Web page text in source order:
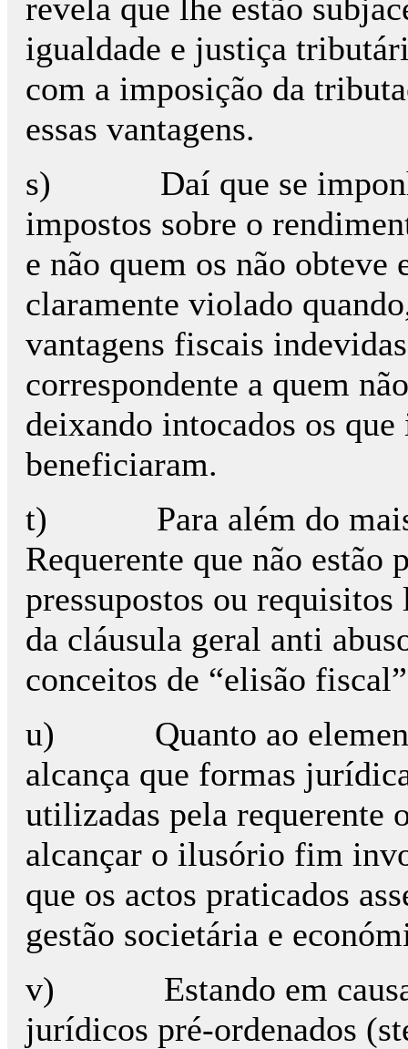
revela que lhe estão
igualdade e justiça
com a imposição da
essas vantagens.
s) Daí que se imponha
impostos sobre o
e não quem os não
claramente violado
vantagens fiscais
correspondente a quem
deixando intocados os
beneficiaram.
t) Para além do mais,
Requerente que não estão
pressupostos ou
da cláusula geral anti
conceitos de “elisão
u) Quanto ao elemento
alcança que formas
utilizadas pela requerente
alcançar o ilusório fim
que os actos praticados
gestão societária e
v) Estando em causa
jurídicos pré-ordenados